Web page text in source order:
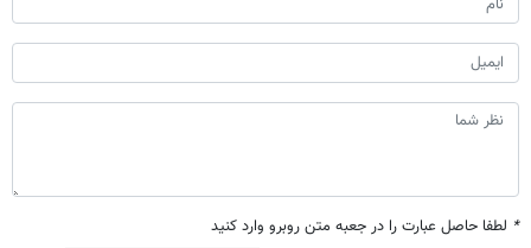
* لطفا حاصل عبارت را در جعبه متن روبرو وارد کنید